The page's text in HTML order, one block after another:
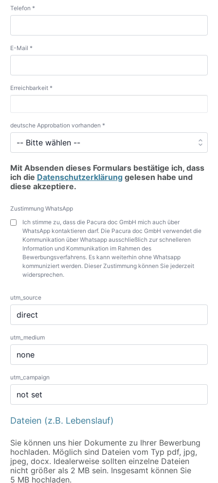
Telefon *
E-Mail *
Erreichbarkeit *
deutsche Approbation vorhanden *
Mit Absenden dieses Formulars bestätige ich, dass
ich die Datenschutzerklärunggelesen habe und
diese akzeptiere.
Zustimmung WhatsApp
Ich stimme zu, dass die Pacura doc GmbH mich auch über
WhatsApp kontaktieren darf. Die Pacura doc GmbH verwendet die
Kommunikation über Whatsapp ausschließlich zur schnelleren
Information und Kommunikation im Rahmen des
Bewerbungsverfahrens. Es kann weiterhin ohne Whatsapp
kommuniziert werden. Dieser Zustimmung können Sie jederzeit
widersprechen.
utm_source
utm_medium
utm_campaign
Dateien (z.B. Lebenslauf)
Sie können uns hier Dokumente zu Ihrer Bewerbung
hochladen. Möglich sind Dateien vom Typ pdf, jpg,
jpeg, docx. Idealerweise sollten einzelne Dateien
nicht größer als 2 MB sein. Insgesamt können Sie
5 MB hochladen.